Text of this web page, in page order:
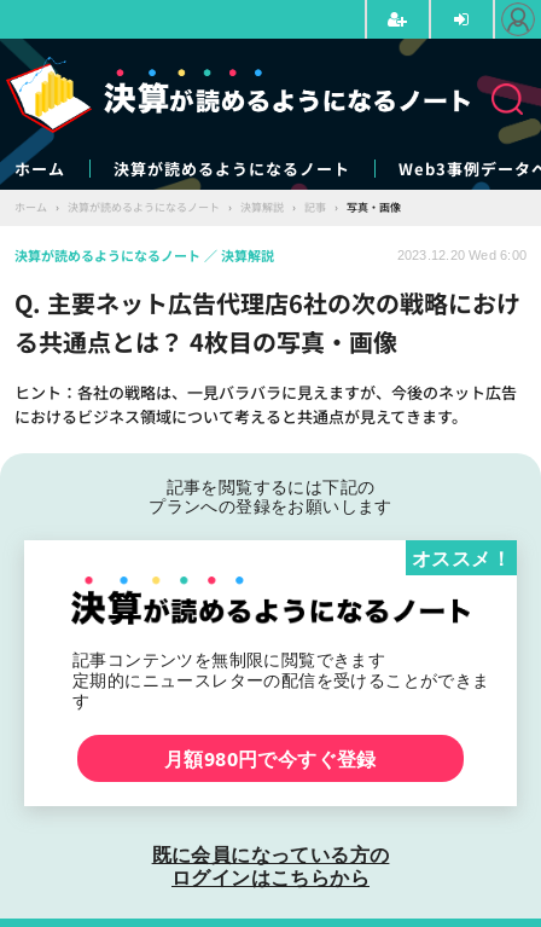
ホーム 決算が読めるようになるノート Web3事例データ
ホーム › 決算が読めるようになるノート › 決算解説 › 記事 › 写真・画像
Q. 主要ネット広告代理店6社の次の戦略におけ
る共通点とは？ 4枚目の写真・画像
ヒント：各社の戦略は、一見バラバラに見えますが、今後のネット広告
におけるビジネス領域について考えると共通点が見えてきます。
決算が読めるようになるノート 決算解説 2023.12.20 Wed 6:00
記事を閲覧するには下記の
プランへの登録をお願いします
記事コンテンツを無制限に閲覧できます
定期的にニュースレターの配信を受けることができま
す
オススメ！
月額980円で今すぐ登録
既に会員になっている方の
ログインはこちらから